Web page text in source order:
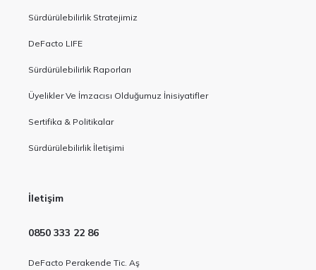
Sürdürülebilirlik Stratejimiz
DeFacto LIFE
Sürdürülebilirlik Raporları
Üyelikler Ve İmzacısı Olduğumuz İnisiyatifler
Sertifika & Politikalar
Sürdürülebilirlik İletişimi
İletişim
0850 333 22 86
DeFacto Perakende Tic. Aş